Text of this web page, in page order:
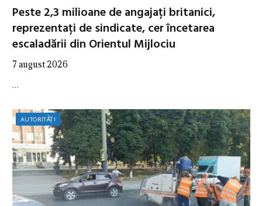
Peste 2,3 milioane de angajați britanici,
reprezentați de sindicate, cer încetarea
escaladării din Orientul Mijlociu
7 august 2026
…
AUTORITĂȚI